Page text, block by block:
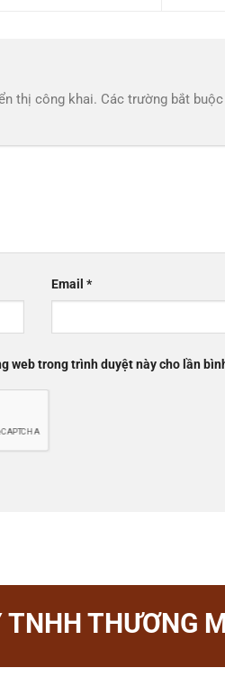
thị công khai. Các trường bắt
Email*
web trong trình duyệt này cho lần
TNHH THƯƠNG